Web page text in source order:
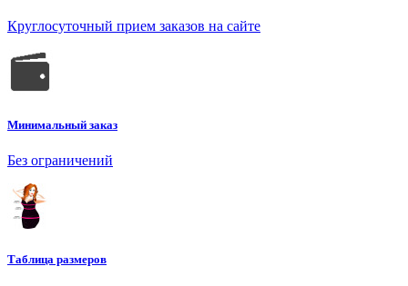
Круглосуточный прием заказов на сайте
Минимальный заказ
Без ограничений
Таблица размеров